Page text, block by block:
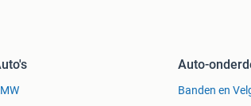
Auto-
Banden en